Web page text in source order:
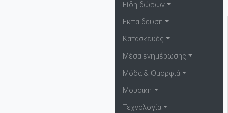
Είδη δώρων
Εκπαίδευση
Κατασκευές
Μέσα ενημέρωσης
Μόδα & Ομορφιά
Μουσική
Τεχνολογία